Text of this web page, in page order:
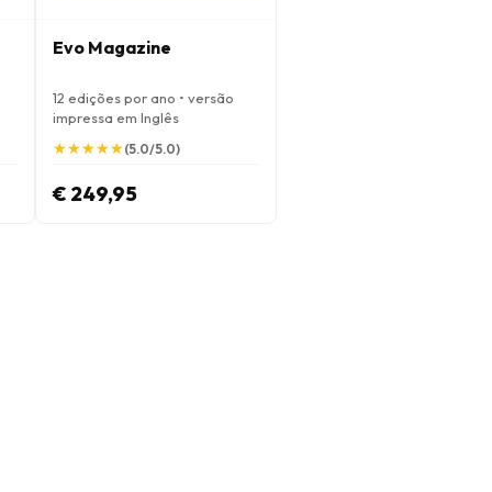
Evo Magazine
12 edições por ano • versão
impressa em Inglês
★
★★
★★
★★
★★
★(5.0/5.0)
€ 249,95